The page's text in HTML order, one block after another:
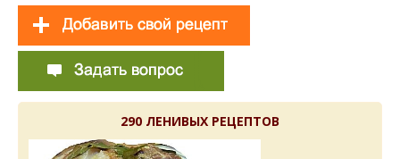
290 ЛЕНИВЫХ РЕЦЕПТОВ